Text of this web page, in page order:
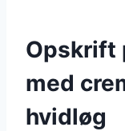
Opskrift
med
hvidløg